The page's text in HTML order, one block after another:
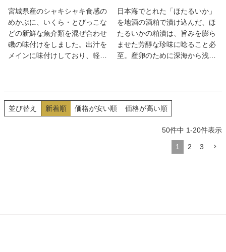
宮城県産のシャキシャキ食感の
めかぶに、いくら・とびっこな
どの新鮮な魚介類を混ぜ合わせ
磯の味付けをしました。出汁を
メインに味付けしており、軽や
沢海鮮丼にもなり、豪華なご飯
のお供としても堪能できます。
日本海でとれた「ほたるいか」
を地酒の酒粕で漬け込んだ、ほ
たるいかの粕漬は、旨みを膨ら
ませた芳醇な珍味に唸ること必
至。産卵のために深海から浅瀬
の酸味の後に米の旨味も広がる
大吟醸「幻の瀧」（日本酒アワ
を使用して、旨さに太鼓判の一
品。ついつい日本酒がすすんで
並び替え 新着順 価格が安い順 価格が高い順
50件中 1-20件表示
1 2 3